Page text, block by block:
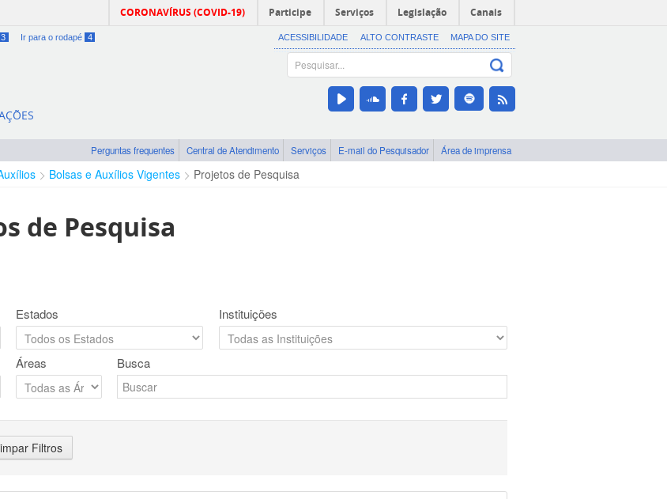
CORONAVÍRUS (COVID-19) Participe Serviços Legislação Canais
3 Ir para o rodapé 4 ACESSIBILIDADE ALTO CONTRASTE MAPA DO SITE
Perguntas frequentes Central de Atendimento Serviços E-mail do Pesquisador Área de imprensa
Bolsas e Auxílios Vigentes Projetos de Pesquisa
de Pesquisa
Estados Instituições
Áreas Busca
Filtros